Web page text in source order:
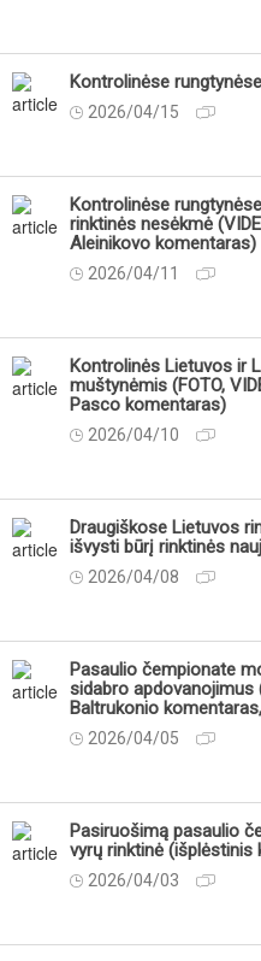
Kontrolinėse
2026/04/15
Kontrolinėse
rinktinės nesėkmė
Aleinikovo komentaras)
2026/04/11
Kontrolinės Lietuvos ir
muštynėmis (FOTO,
Pasco komentaras)
2026/04/10
Draugiškose Lietuvos
išvysti būrį rinktinės
2026/04/08
Pasaulio čempionate
sidabro apdovanojimus
Baltrukonio
2026/04/05
Pasiruošimą pasaulio
vyrų rinktinė (išplėstinis
2026/04/03